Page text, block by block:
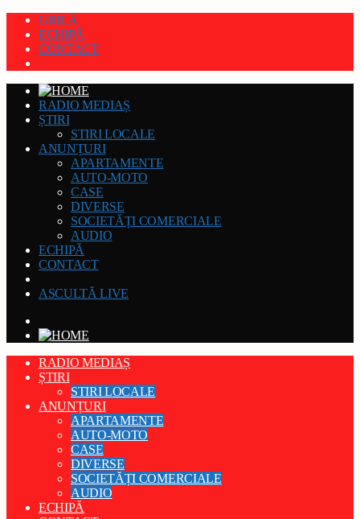
GRILĂ
ECHIPĂ
CONTACT
RADIO MEDIAȘ
ȘTIRI
STIRI LOCALE
ANUNȚURI
APARTAMENTE
AUTO-MOTO
CASE
DIVERSE
SOCIETĂȚI COMERCIALE
AUDIO
ECHIPĂ
CONTACT
ASCULTĂ LIVE
RADIO MEDIAȘ
ȘTIRI
STIRI LOCALE
ANUNȚURI
APARTAMENTE
AUTO-MOTO
CASE
DIVERSE
SOCIETĂȚI COMERCIALE
AUDIO
ECHIPĂ